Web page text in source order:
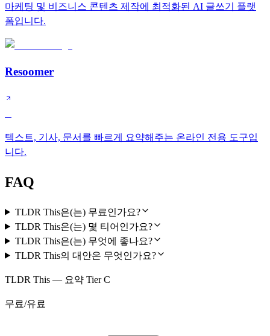
마케팅 및 비즈니스 콘텐츠 제작에 최적화된 AI 글쓰기 플랫
폼입니다.
Resoomer
텍스트, 기사, 문서를 빠르게 요약해주는 온라인 전용 도구입
니다.
FAQ
TLDR This은(는) 무료인가요?
TLDR This은(는) 몇 티어인가요?
TLDR This은(는) 무엇에 좋나요?
TLDR This의 대안은 무엇인가요?
TLDR This — 요약 Tier C
무료/유료